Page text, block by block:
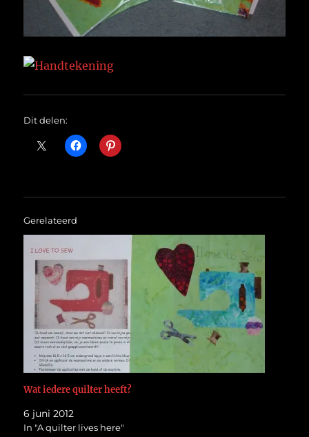
Dit delen:
Gerelateerd
Wat iedere quilter heeft?
6 juni 2012
In "A quilter lives here"